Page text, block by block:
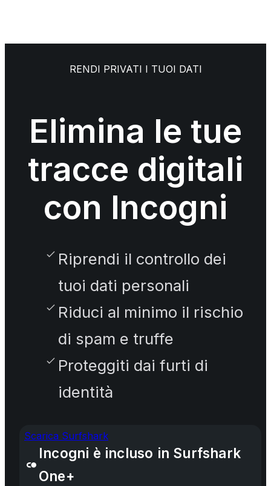
RENDI PRIVATI I TUOI DATI
Elimina le tue
tracce digitali
con Incogni
Riprendi il controllo dei
tuoi dati personali
Riduci al minimo il rischio
di spam e truffe
Proteggiti dai furti di
identità
Scarica Surfshark
Incogni è incluso in Surfshark
One+